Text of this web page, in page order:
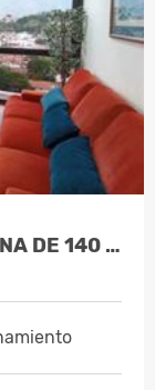
ALQUILER O COWORKING OFICINA DE 140 M…